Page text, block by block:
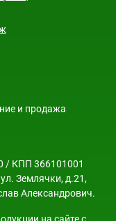
и продажа
/ КПП 366101001
Землячки, д.21,
Александрович.
на сайте с